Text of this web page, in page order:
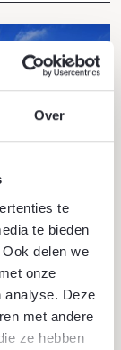
Over
te
te bieden
delen we
onze
analyse. Deze
met andere
ze hebben